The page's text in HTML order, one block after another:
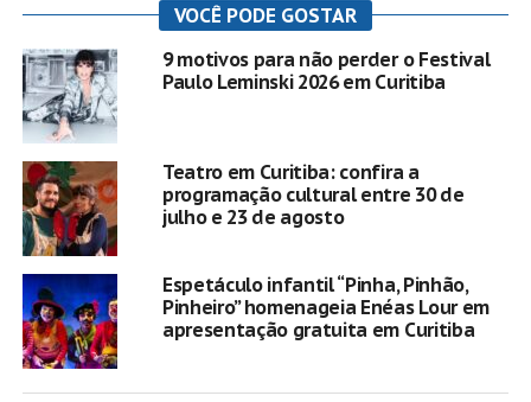
VOCÊ PODE GOSTAR
9 motivos para não perder o Festival
Paulo Leminski 2026 em Curitiba
Teatro em Curitiba: confira a
programação cultural entre 30 de
julho e 23 de agosto
Espetáculo infantil “Pinha, Pinhão,
Pinheiro” homenageia Enéas Lour em
apresentação gratuita em Curitiba